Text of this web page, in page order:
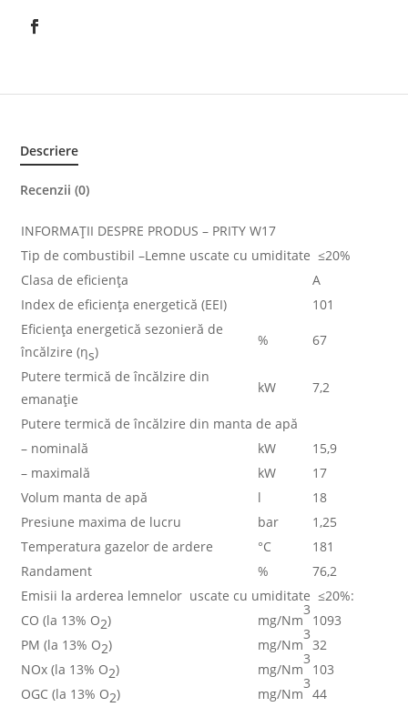
Descriere
Recenzii (0)
INFORMAȚII DESPRE PRODUS – PRITY W17
Tip de combustibil –Lemne uscate cu umiditate ≤20%
Clasa de eficiența
A
Index de eficiența energetică (EEI)
101
Eficiența energetică sezonieră de
încălzire (ηs)
% 67
Putere termică de încălzire din
emanație
kW 7,2
Putere termică de încălzire din manta de apă
– nominală
kW
15,9
– maximală
kW
17
Volum manta de apă
l
18
Presiune maxima de lucru
bar
1,25
Temperatura gazelor de ardere
°C
181
Randament
%
76,2
Emisii la arderea lemnelor uscate cu umiditate ≤20%:
CO (la 13% O2) mg/Nm
3
1093
PM (la 13% O2) mg/Nm
3
32
NOx (la 13% O2) mg/Nm
3
103
OGC (la 13% O2) mg/Nm
3
44